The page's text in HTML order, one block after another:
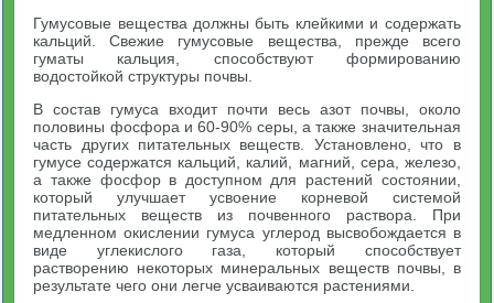
Гумусовые вещества должны быть клейкими и содержать
кальций. Свежие гумусовые вещества, прежде всего
гуматы кальция, способствуют формированию
водостойкой структуры почвы.
В состав гумуса входит почти весь азот почвы, около
половины фосфора и 60-90% серы, а также значительная
часть других питательных веществ. Установлено, что в
гумусе содержатся кальций, калий, магний, сера, железо,
а также фосфор в доступном для растений состоянии,
который улучшает усвоение корневой системой
питательных веществ из почвенного раствора. При
медленном окислении гумуса углерод высвобождается в
виде углекислого газа, который способствует
растворению некоторых минеральных веществ почвы, в
результате чего они легче усваиваются растениями.